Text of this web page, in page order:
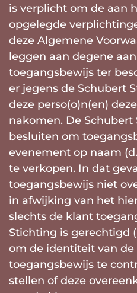
is verplicht om de aan
opgelegde
deze Algemene
leggen aan degene
toegangsbewijs ter
er jegens de Schubert
deze perso(o)n(en)
nakomen. De
besluiten om
evenement op naam
te verkopen. In dat
toegangsbewijs niet
in afwijking van het
slechts de klant
Stichting is gerechtigd
om de identiteit van
toegangsbewijs te
stellen of deze